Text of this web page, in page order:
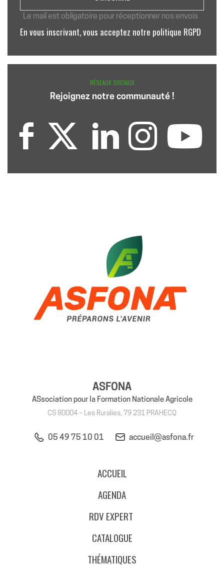
Le mail est obligatoire pour réceptionner nos envois
En vous inscrivant, vous acceptez notre politique RGPD
RÉSEAUX SOCIAUX
Rejoignez notre communauté !
ASFONA
ASsociation pour la Formation Nationale Agricole
CS 80004 – Les Ruralies, 79 231 PRAHECQ
05 49 75 10 01 accueil@asfona.fr
ACCUEIL
AGENDA
RDV EXPERT
CATALOGUE
THÉMATIQUES